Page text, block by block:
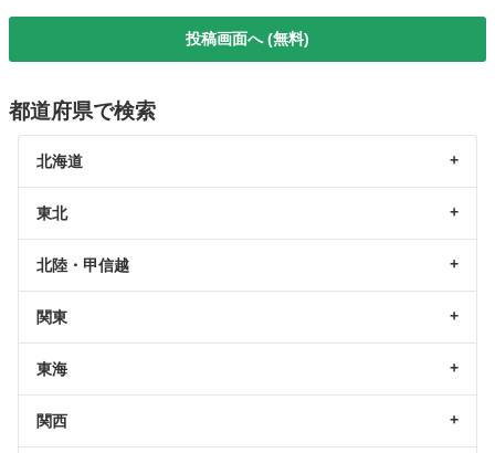
投稿画面へ (無料)
都道府県で検索
北海道
東北
北陸・甲信越
関東
東海
関西